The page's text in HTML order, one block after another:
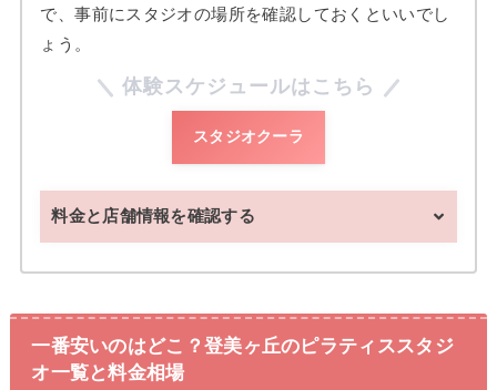
で、事前にスタジオの場所を確認しておくといいでし
ょう。
体験スケジュールはこちら
スタジオクーラ
料金と店舗情報を確認する
一番安いのはどこ？登美ヶ丘のピラティススタジ
オ一覧と料金相場